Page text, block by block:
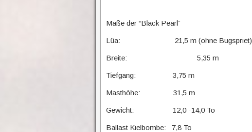
Maße der “Black Pearl”
Lüa: 21,5 m (ohne Bugspriet)
Breite: 5,35 m
Tiefgang: 3,75 m
Masthöhe: 31,5 m
Gewicht: 12,0 -14,0 To
Ballast Kielbombe: 7,8 To